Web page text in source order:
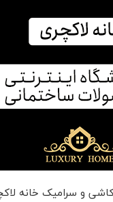
و سرامیک خانه